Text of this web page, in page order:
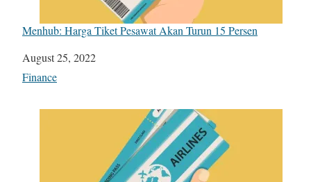
Menhub: Harga Tiket Pesawat Akan Turun 15 Persen
Date
August 25, 2022
In relation to
Finance